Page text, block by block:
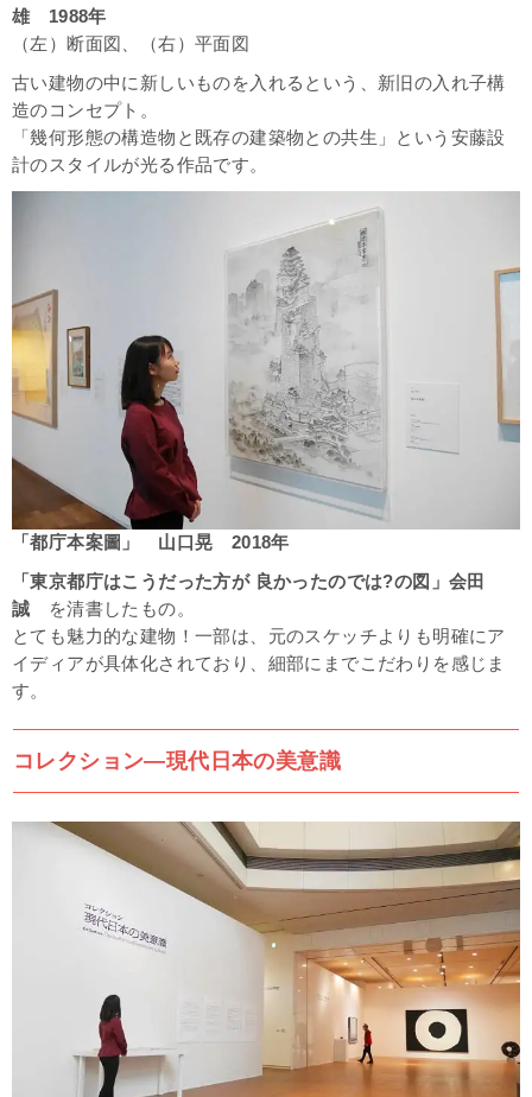
雄 1988年
（左）断面図、（右）平面図
古い建物の中に新しいものを入れるという、新旧の入れ子構
造のコンセプト。
「幾何形態の構造物と既存の建築物との共生」という安藤設
計のスタイルが光る作品です。
「都庁本案圖」 山口晃 2018年
「東京都庁はこうだった方が 良かったのでは?の図」会田
誠 を清書したもの。
とても魅力的な建物！一部は、元のスケッチよりも明確にア
イディアが具体化されており、細部にまでこだわりを感じま
す。
コレクション―現代日本の美意識